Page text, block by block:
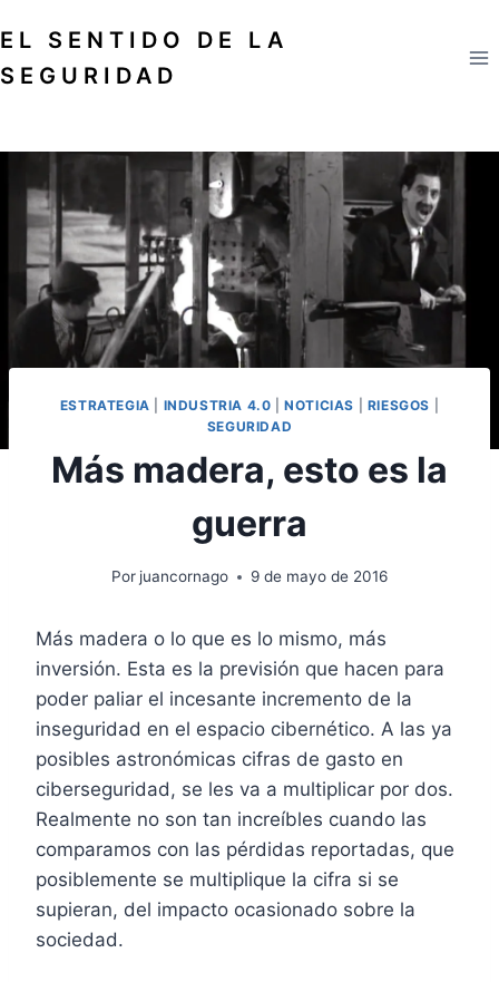
al
contenido
EL SENTIDO DE LA
SEGURIDAD
ESTRATEGIA INDUSTRIA 4.0 |NOTICIAS RIESGOS
SEGURIDAD
Más madera, esto es la
guerra
Por juancornago 9 de mayo de 2016
Más madera o lo que es lo mismo, más
inversión. Esta es la previsión que hacen para
poder paliar el incesante incremento de la
inseguridad en el espacio cibernético. A las ya
posibles astronómicas cifras de gasto en
ciberseguridad, se les va a multiplicar por dos.
Realmente no son tan increíbles cuando las
comparamos con las pérdidas reportadas, que
posiblemente se multiplique la cifra si se
supieran, del impacto ocasionado sobre la
sociedad.